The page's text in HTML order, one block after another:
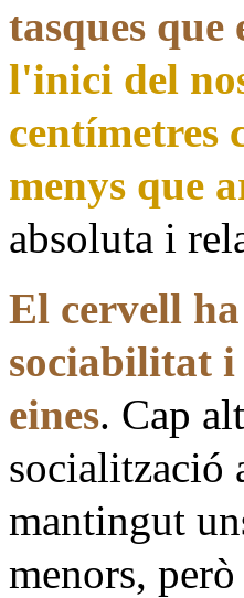
tasques
l'inici del
centímetres
menys que
absoluta i
El cervell
sociabilitat i
eines. Cap
socialització
mantingut
menors,